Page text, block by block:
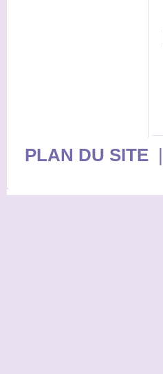
PLAN DU SITE|